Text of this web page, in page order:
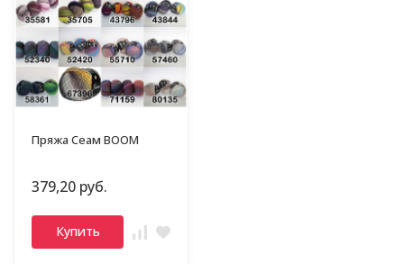
Пряжа Сеам BOOM
379,20 руб.
Купить